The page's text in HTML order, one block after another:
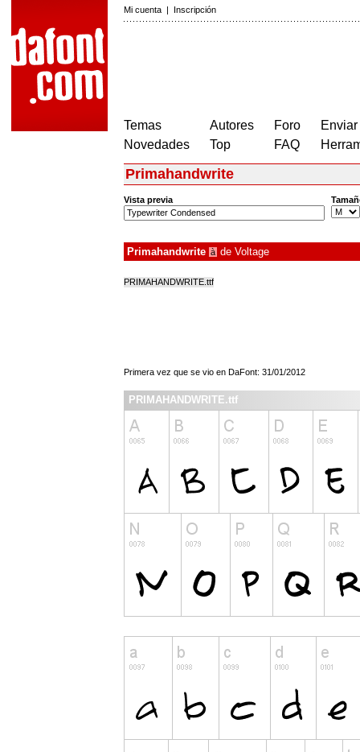
Mi cuenta | Inscripción
Temas
Novedades
Autores
Top
Foro
FAQ
Primahandwrite
Vista previa
Primahandwrite à de Voltage
PRIMAHANDWRITE.ttf
Primera vez que se vio en DaFont: 31/01/2012
PRIMAHANDWRITE.ttf